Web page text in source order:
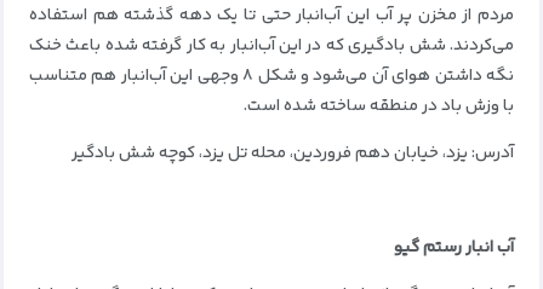
مردم از مخزن پر آب این آب‌انبار حتی تا یک دهه گذشته هم استفاده
می‌کردند. شش بادگیری که در این آب‌انبار به کار گرفته شده باعث خنک
نگه داشتن هوای آن می‌شود و شکل ۸ وجهی این آب‌انبار هم متناسب
با وزش باد در منطقه ساخته شده است.
آدرس: یزد، خیابان دهم فروردین، محله تل یزد، کوچه شش بادگیر
آب انبار رستم گیو